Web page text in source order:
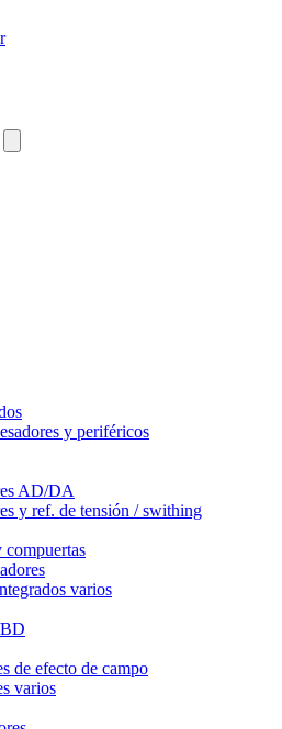
y periféricos
AD/DA
y ref. de tensión / swithing
varios
de efecto de campo
varios